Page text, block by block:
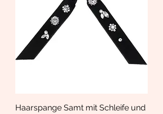
Haarspange Samt mit Schleife und